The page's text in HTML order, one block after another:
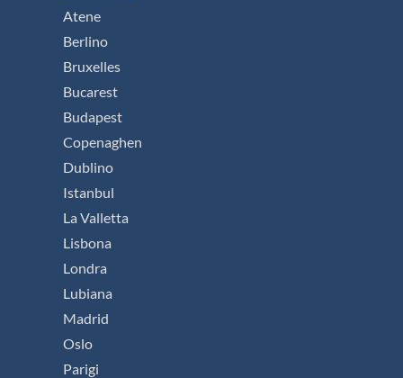
Atene
Berlino
Bruxelles
Bucarest
Budapest
Copenaghen
Dublino
Istanbul
La Valletta
Lisbona
Londra
Lubiana
Madrid
Oslo
Parigi